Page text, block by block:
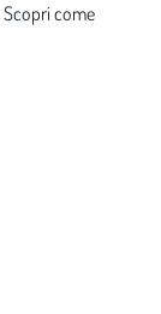
Scopri come